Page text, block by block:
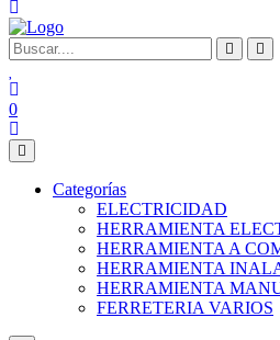
0
Categorías
ELECTRICIDAD
HERRAMIENTA
HERRAMIENTA A
HERRAMIENTA
HERRAMIENTA
FERRETERIA VARIOS